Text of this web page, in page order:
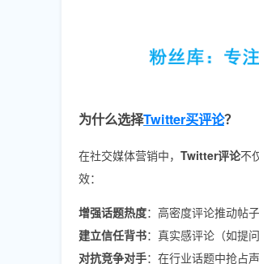
为什么选择Twitter买评论？
在社交媒体营销中， Twitter评论不
效：
增强话题热度：高密度评论推动帖
建立信任背书：真实感评论（如提
对抗竞争对手：在行业话题中抢占